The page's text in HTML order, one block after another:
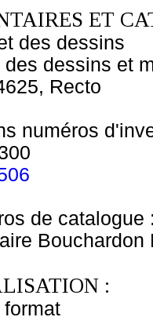
ET
des dessins
des dessins et
Recto
numéros
de catalogue
Bouchardon
:
format